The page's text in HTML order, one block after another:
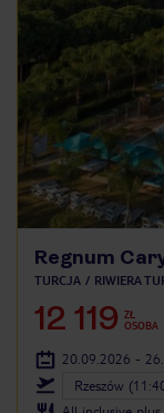
Regnum
TURCJA RIWIERA
12 119 ZŁ
OSOBA
20.09.2026 -
Rzeszów